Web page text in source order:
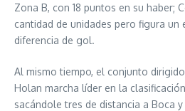
Zona B, con 18 puntos en su haber;
cantidad de unidades pero figura un
diferencia de gol.
Al mismo tiempo, el conjunto
Holan marcha líder en la
sacándole tres de distancia a Boca